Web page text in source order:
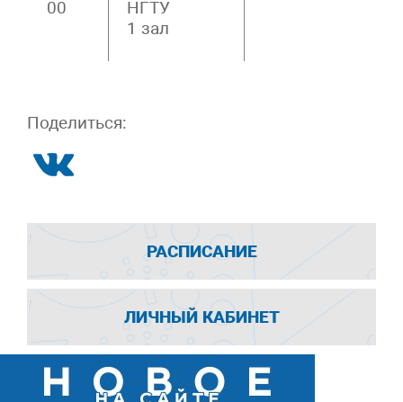
00
НГТУ
1 зал
Поделиться:
РАСПИСАНИЕ
ЛИЧНЫЙ КАБИНЕТ